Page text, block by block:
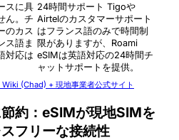
スに具
ん。チ
のカス
ス語ま
対応は
24時間サポート Tigoや
Airtelのカスタマーサポート
はフランス語のみで時間制
限がありますが、Roami
eSIMは英語対応の24時間チ
ャットサポートを提供。
(Chad) + 現地事業者公式サイト
約：eSIMが現地SIMを
フリーな接続性